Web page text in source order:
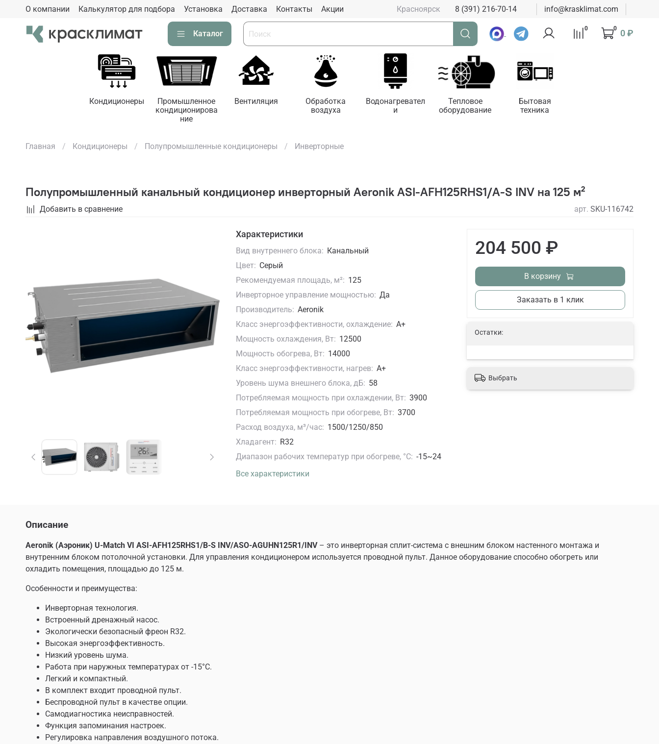
О компании Калькулятор для подбора Установка Доставка Контакты Aкции Красноярск 8 (391) 216-70-14 info@krasklimat.com
Каталог
0 0 0 ₽
Кондиционеры
Промышленное
кондиционирова
ние
Вентиляция
Обработка
воздуха
Водонагревател
и
Тепловое
оборудование
Бытовая
техника
Главная Кондиционеры Полупромышленные кондиционеры Инверторные
Полупромышленный канальный кондиционер инверторный Aeronik ASI-AFH125RHS1/A-S INV на 125 м²
Добавить в сравнение арт. SKU-116742
Характеристики
Вид внутреннего блока: Канальный
Цвет: Серый
Рекомендуемая площадь, м²: 125
Инверторное управление мощностью: Да
Производитель: Aeronik
Класс энергоэффективности, охлаждение: A+
Мощность охлаждения, Вт: 12500
Мощность обогрева, Вт: 14000
Класс энергоэффективности, нагрев: A+
Уровень шума внешнего блока, дБ: 58
Потребляемая мощность при охлаждении, Вт: 3900
Потребляемая мощность при обогреве, Вт: 3700
Расход воздуха, м³/час: 1500/1250/850
Хладагент: R32
Диапазон рабочих температур при обогреве, °C: -15~24
Все характеристики
204 500 ₽
В корзину
Заказать в 1 клик
Остатки:
Выбрать
Описание
Aeronik (Аэроник) U-Match VI ASI-AFH125RHS1/B-S INV/ASO-AGUHN125R1/INV– это инверторная сплит-система с внешним блоком настенного монтажа и
внутренним блоком потолочной установки. Для управления кондиционером используется проводной пульт. Данное оборудование способно обогреть или
охладить помещения, площадью до 125 м.
Особенности и преимущества:
Инверторная технология.
Встроенный дренажный насос.
Экологически безопасный фреон R32.
Высокая энергоэффективность.
Низкий уровень шума.
Работа при наружных температурах от -15°С.
Легкий и компактный.
В комплект входит проводной пульт.
Беспроводной пульт в качестве опции.
Самодиагностика неисправностей.
Функция запоминания настроек.
Регулировка направления воздушного потока.